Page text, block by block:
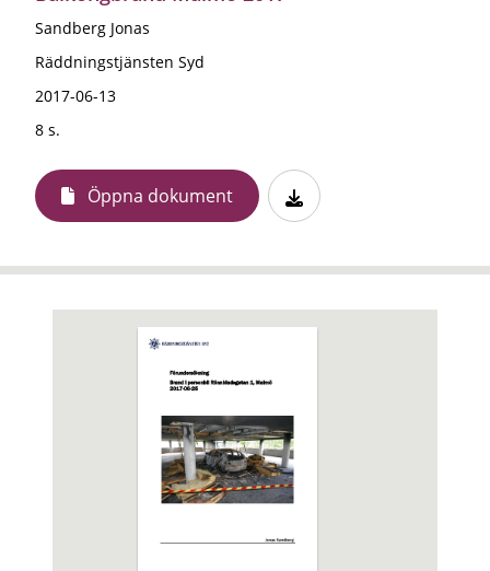
Sandberg Jonas
Räddningstjänsten Syd
2017-06-13
8 s.
Öppna dokument